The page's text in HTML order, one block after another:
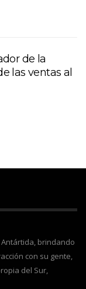
de la
las ventas al
brindando
con su gente,
del Sur,